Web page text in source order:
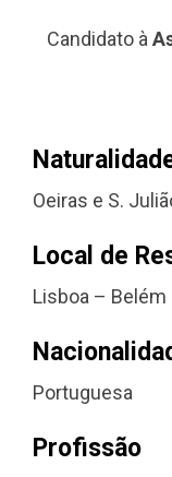
Candidato à
Oeiras e S.
Local de
Lisboa – Belém
Portuguesa
Profissão